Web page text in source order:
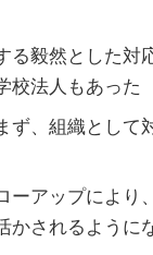
る毅然とした対
校法人もあった
ず、組織として
ーアップにより
かされるように